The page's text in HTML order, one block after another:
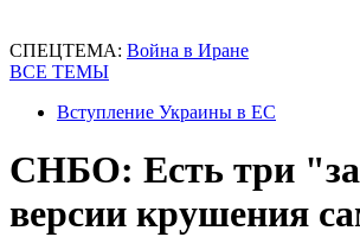
СПЕЦТЕМА: Война в Иране
ВСЕ ТЕМЫ
Вступление Украины в ЕС
СНБО: Есть три
версии крушения